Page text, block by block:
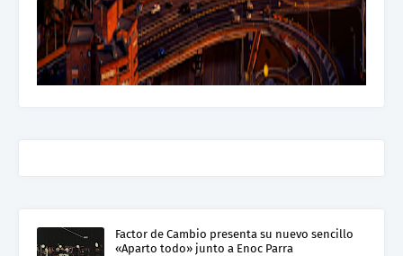
Factor de Cambio presenta su nuevo sencillo
«Aparto todo» junto a Enoc Parra